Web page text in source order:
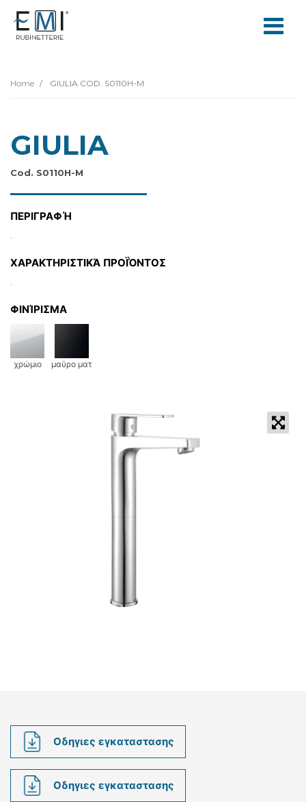
Home GIULIA COD. S0110H-M
GIULIA
Cod. S0110H-M
ΠΕΡΙΓΡΑΦΉ
ΧΑΡΑΚΤΗΡΙΣΤΙΚΆ ΠΡΟΪΌΝΤΟΣ
ΦΙΝΊΡΙΣΜΑ
χρώμιο μαύρο ματ
Οδηγιες εγκαταστασης
Οδηγιες εγκαταστασης